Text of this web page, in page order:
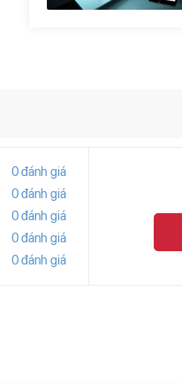
0 đánh giá
0 đánh giá
0 đánh giá
0 đánh giá
0 đánh giá